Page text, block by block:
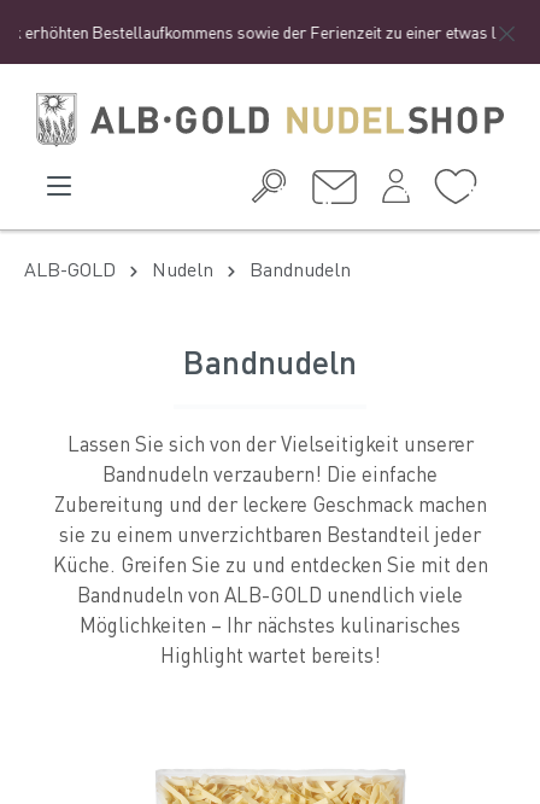
Bestellaufkommens sowie der Ferienzeit zu einer etwas längeren
ALB-GOLD Nudeln Bandnudeln
Bandnudeln
Lassen Sie sich von der Vielseitigkeit unserer
Bandnudeln verzaubern! Die einfache
Zubereitung und der leckere Geschmack machen
sie zu einem unverzichtbaren Bestandteil jeder
Küche. Greifen Sie zu und entdecken Sie mit den
Bandnudeln von ALB-GOLD unendlich viele
Möglichkeiten – Ihr nächstes kulinarisches
Highlight wartet bereits!